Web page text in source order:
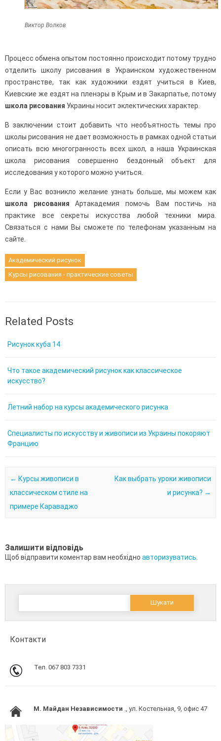
Виктор Волков
Процесс обмена опытом постоянно происходит потому трудно
отделить школу рисования в Украинском художественном
пространстве, так как художники ездят учиться в Киев,
Киевские же ездят на пленэры в Крым и в Закарпатье, потому
школа рисования Украины носит эклектических характер.
В заключении стоит добавить что необъятность темы про
школы рисования не дает возможность в рамках одной статьи
описать всю многогранность всех школ, а наша Украинская
школа рисования совершенно бездонный объект для
исследования у которого можно учиться.
Если у Вас возникло желание узнать больше, мы можем как
школа рисования Артакадемия помочь Вам постичь на
практике все секреты искусства любой техники мира.
Связаться с нами Вы сможете по телефонам указанным на
сайте.
Академический рисунок
Курсы рисования - практические советы
Related Posts
Рисунок куба 14
Что такое академический рисунок как классическое
искусство?
Летний набор на курсы академического рисунка
Специалисты по искусству и живописи из Украины покоряют
Францию
Post navigation
← Курсы живописи в
классическом стиле на
примере Караваджо
Как выбрать уроки живописи
и рисунка? →
Залишити відповідь
Щоб відправити коментар вам необхідно авторизуватись
Пошук:
Контакти
Тел. 067 803 7331
M. Майдан Независимости ., ул. Костельная, 9, офис 47